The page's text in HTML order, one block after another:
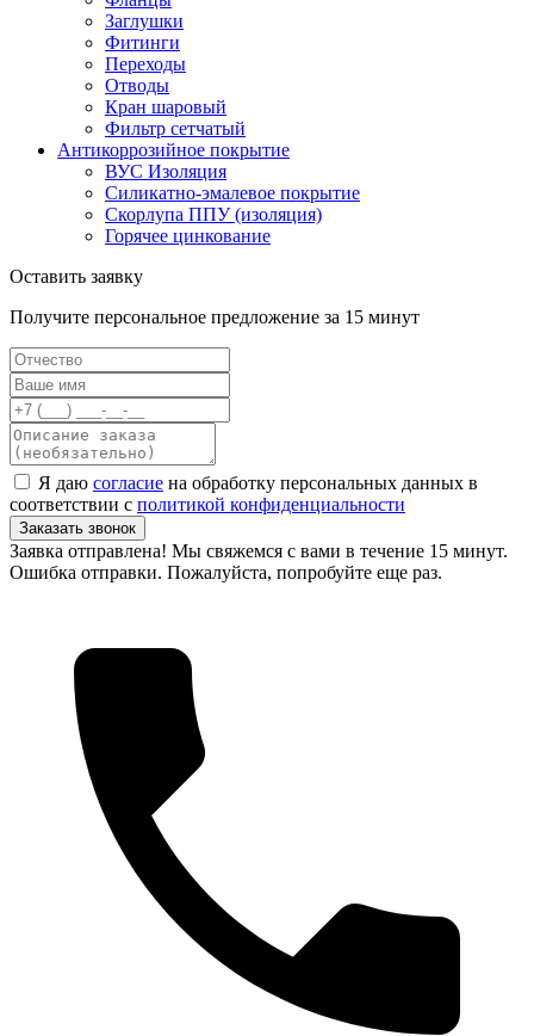
Заглушки
Фитинги
Переходы
Отводы
Кран шаровый
Фильтр сетчатый
Антикоррозийное покрытие
ВУС Изоляция
Силикатно-эмалевое покрытие
Скорлупа ППУ (изоляция)
Горячее цинкование
Оставить заявку
Получите персональное предложение за 15 минут
Я даю согласие на обработку персональных данных в
соответствии с политикой конфиденциальности
Заказать звонок
Заявка отправлена! Мы свяжемся с вами в течение 15 минут.
Ошибка отправки. Пожалуйста, попробуйте еще раз.